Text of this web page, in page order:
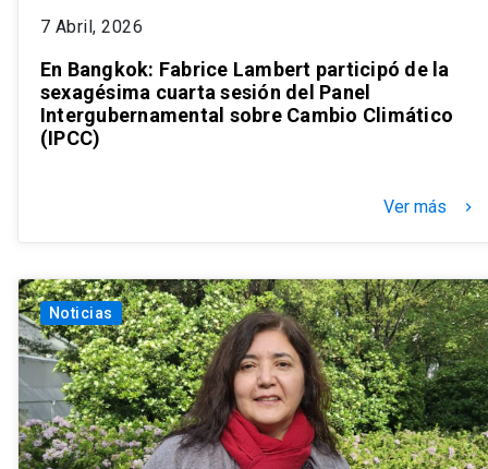
7 Abril, 2026
En Bangkok: Fabrice Lambert participó de la
sexagésima cuarta sesión del Panel
Intergubernamental sobre Cambio Climático
(IPCC)
Ver más keyboard_arrow_right
Noticias